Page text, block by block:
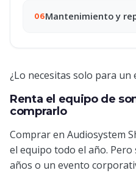
06Mantenimiento y
¿Lo necesitas solo para un
Renta el equipo de
comprarlo
Comprar en Audiosystem
el equipo todo el año. Pero
años o un evento